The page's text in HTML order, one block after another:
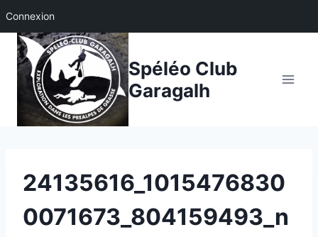
Connexion
Aller
contenu
Spéléo Club
Garagalh
24135616_1015476830
0071673_804159493_n